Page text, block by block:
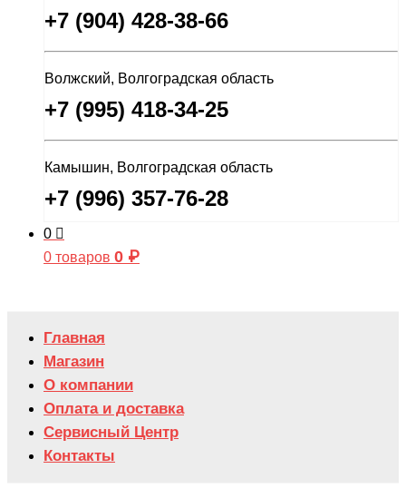
+7 (904) 428-38-66
Волжский, Волгоградская область
+7 (995) 418-34-25
Камышин, Волгоградская область
+7 (996) 357-76-28
0
0 товаров 0 ₽
Главная
Магазин
О компании
Оплата и доставка
Сервисный Центр
Контакты